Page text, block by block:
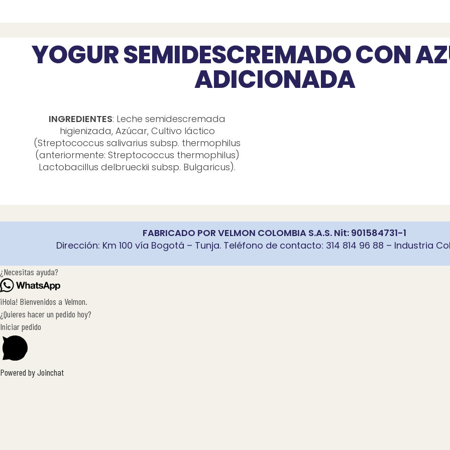
YOGUR SEMIDESCREMADO CON
ADICIONADA
INGREDIENTES: Leche semidescremada
higienizada, Azúcar, Cultivo láctico
(Streptococcus salivarius subsp. thermophilus
(anteriormente: Streptococcus thermophilus)
Lactobacillus delbrueckii subsp. Bulgaricus).
FABRICADO POR VELMON COLOMBIA S.A.S. Nit: 901584731-1
Dirección: Km 100 vía Bogotá – Tunja. Teléfono de contacto: 314 814 96 88 – Industria
¿Necesitas ayuda?
¡Hola! Bienvenidos a Velmon.
¿Quieres hacer un pedido hoy?
Iniciar pedido
Powered byJoinchat